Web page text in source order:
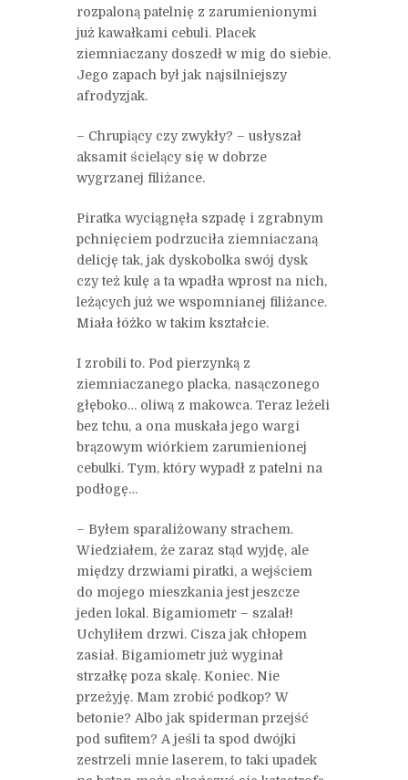
rozpaloną patelnię z zarumienionymi
już kawałkami cebuli. Placek
ziemniaczany doszedł w mig do siebie.
Jego zapach był jak najsilniejszy
afrodyzjak.
– Chrupiący czy zwykły? – usłyszał
aksamit ścielący się w dobrze
wygrzanej filiżance.
Piratka wyciągnęła szpadę i zgrabnym
pchnięciem podrzuciła ziemniaczaną
delicję tak, jak dyskobolka swój dysk
czy też kulę a ta wpadła wprost na nich,
leżących już we wspomnianej filiżance.
Miała łóżko w takim kształcie.
I zrobili to. Pod pierzynką z
ziemniaczanego placka, nasączonego
głęboko… oliwą z makowca. Teraz leżeli
bez tchu, a ona muskała jego wargi
brązowym wiórkiem zarumienionej
cebulki. Tym, który wypadł z patelni na
podłogę…
– Byłem sparaliżowany strachem.
Wiedziałem, że zaraz stąd wyjdę, ale
między drzwiami piratki, a wejściem
do mojego mieszkania jest jeszcze
jeden lokal. Bigamiometr – szalał!
Uchyliłem drzwi. Cisza jak chłopem
zasiał. Bigamiometr już wyginał
strzałkę poza skalę. Koniec. Nie
przeżyję. Mam zrobić podkop? W
betonie? Albo jak spiderman przejść
pod sufitem? A jeśli ta spod dwójki
zestrzeli mnie laserem, to taki upadek